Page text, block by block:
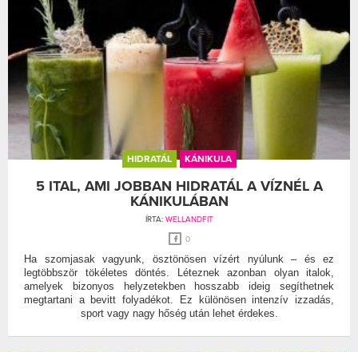
HIDRATÁL KÁNIKULA
5 ITAL, AMI JOBBAN HIDRATÁL A VÍZNÉL A
KÁNIKULÁBAN
ÍRTA: WELLANDFIT
0
Ha szomjasak vagyunk, ösztönösen vízért nyúlunk – és ez
legtöbbször tökéletes döntés. Léteznek azonban olyan italok,
amelyek bizonyos helyzetekben hosszabb ideig segíthetnek
megtartani a bevitt folyadékot. Ez különösen intenzív izzadás,
sport vagy nagy hőség után lehet érdekes.